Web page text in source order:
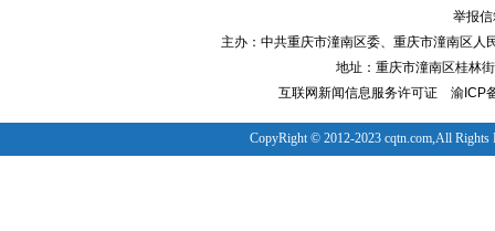
举报
主办：中共重庆市潼南区委、重庆市潼南区
地址：重庆市潼南区桂林
互联网新闻信息服务许可证
渝ICP
CopyRight © 2012-2023 cqtn.com,All Rights